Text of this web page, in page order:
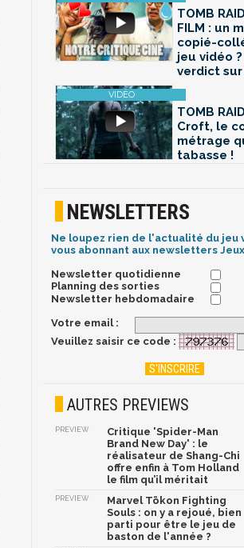
TOMB
FILM : un
copié-
jeu vidéo
verdict
TOMB
Croft, le
métrage
tabasse !
NEWSLETTERS
Ne loupez rien de l'actualité du jeu
vous abonnant aux newsletters
Newsletter quotidienne
Planning des sorties
Newsletter hebdomadaire
Votre email :
Veuillez saisir ce code :
AUTRES PREVIEWS
PREVIEW
Critique 'Spider-Man
Brand New Day' : le
réalisateur de Shang-Chi
offre enfin à Tom Holland
le film qu’il méritait
PREVIEW
Marvel Tōkon Fighting
Souls : on y a rejoué, bien
parti pour être le jeu de
baston de l'année ?